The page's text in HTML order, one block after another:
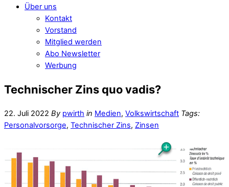
Über uns
Kontakt
Vorstand
Mitglied werden
Abo Newsletter
Werbung
Technischer Zins quo vadis?
22. Juli 2022 By pwirth in Medien, Volkswirtschaft Tags:
Personalvorsorge, Technischer Zins, Zinsen